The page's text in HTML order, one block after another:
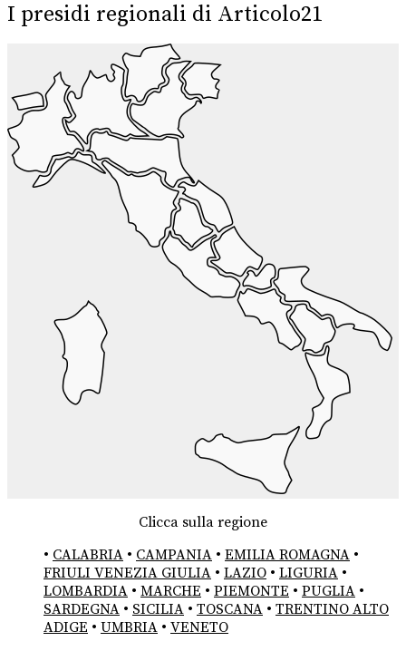
I presidi regionali di Articolo21
Clicca sulla regione
• CALABRIA • CAMPANIA • EMILIA ROMAGNA •
FRIULI VENEZIA GIULIA • LAZIO • LIGURIA •
LOMBARDIA • MARCHE • PIEMONTE • PUGLIA •
SARDEGNA • SICILIA • TOSCANA • TRENTINO ALTO
ADIGE • UMBRIA • VENETO